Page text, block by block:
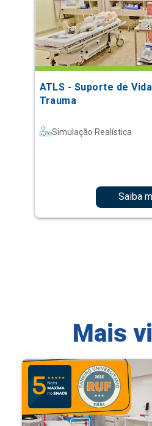
ATLS - Suporte de
Trauma
Simulação Realística
Saiba
Mais